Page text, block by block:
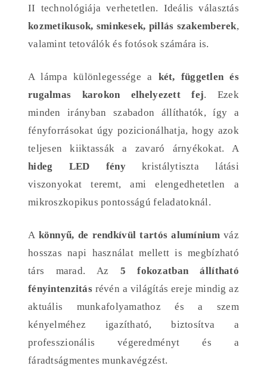
II technológiája verhetetlen. Ideális választás
kozmetikusok, sminkesek, pillás szakemberek,
valamint tetoválók és fotósok számára is.
A lámpa különlegessége a két, független és
rugalmas karokon elhelyezett fej. Ezek
minden irányban szabadon állíthatók, így a
fényforrásokat úgy pozicionálhatja, hogy azok
teljesen kiiktassák a zavaró árnyékokat. A
hideg LED fénykristálytiszta látási
viszonyokat teremt, ami elengedhetetlen a
mikroszkopikus pontosságú feladatoknál.
A könnyű, de rendkívül tartós alumíniumváz
hosszas napi használat mellett is megbízható
társ marad. Az 5 fokozatban állítható
fényintenzitásrévén a világítás ereje mindig az
aktuális munkafolyamathoz és a szem
kényelméhez igazítható, biztosítva a
professzionális végeredményt és a
fáradtságmentes munkavégzést.